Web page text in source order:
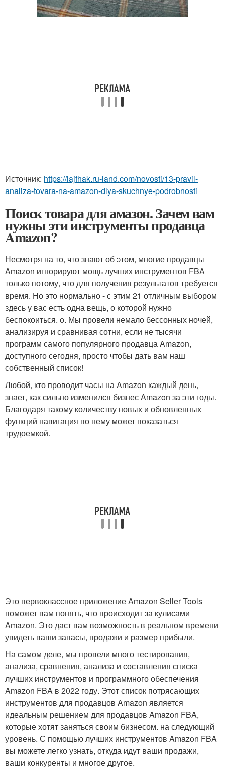
Источник: https://lajfhak.ru-land.com/novosti/13-pravil-
analiza-tovara-na-amazon-dlya-skuchnye-podrobnosti
Поиск товара для амазон. Зачем вам
нужны эти инструменты продавца
Amazon?
Несмотря на то, что знают об этом, многие продавцы
Amazon игнорируют мощь лучших инструментов FBA
только потому, что для получения результатов требуется
время. Но это нормально - с этим 21 отличным выбором
здесь у вас есть одна вещь, о которой нужно
беспокоиться. о. Мы провели немало бессонных ночей,
анализируя и сравнивая сотни, если не тысячи
программ самого популярного продавца Amazon,
доступного сегодня, просто чтобы дать вам наш
собственный список!
Любой, кто проводит часы на Amazon каждый день,
знает, как сильно изменился бизнес Amazon за эти годы.
Благодаря такому количеству новых и обновленных
функций навигация по нему может показаться
трудоемкой.
Это первоклассное приложение Amazon Seller Tools
поможет вам понять, что происходит за кулисами
Amazon. Это даст вам возможность в реальном времени
увидеть ваши запасы, продажи и размер прибыли.
На самом деле, мы провели много тестирования,
анализа, сравнения, анализа и составления списка
лучших инструментов и программного обеспечения
Amazon FBA в 2022 году. Этот список потрясающих
инструментов для продавцов Amazon является
идеальным решением для продавцов Amazon FBA,
которые хотят заняться своим бизнесом. на следующий
уровень. С помощью лучших инструментов Amazon FBA
вы можете легко узнать, откуда идут ваши продажи,
ваши конкуренты и многое другое.